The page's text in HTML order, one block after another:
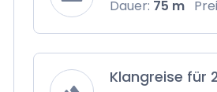
Dauer: 75 m
Klangreise für